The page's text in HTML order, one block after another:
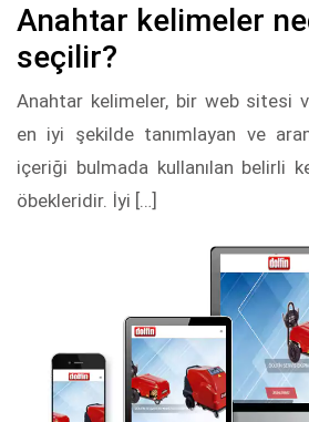
Anahtar kelimeler
seçilir?
Anahtar kelimeler, bir web sitesi
en iyi şekilde tanımlayan ve
içeriği bulmada kullanılan belirli
öbekleridir. İyi […]